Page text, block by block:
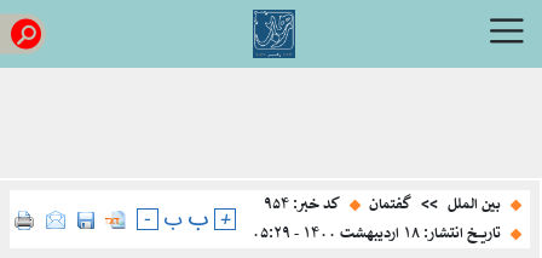
بین الملل >> گفتمان
کد خبر: ۹۵۴
تاریخ انتشار: ۱۸ ارديبهشت ۱۴۰۰ - ۰۵:۲۹
- ب ب +